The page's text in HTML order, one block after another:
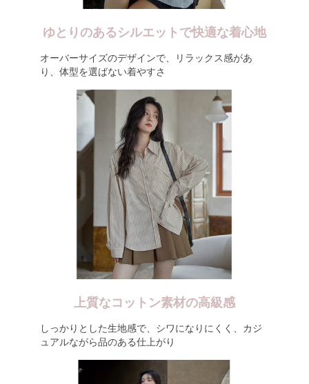
ゆとりのあるシルエットで快適な着心地
オーバーサイズのデザインで、リラックス感があ
り、体型を選ばない着やすさ
上質なコットン素材の高級感
しっかりとした生地感で、シワになりにくく、カジ
ュアルながら品のある仕上がり